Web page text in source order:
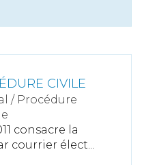
CIVILE
/ Procédure
consacre la
courrier élect...